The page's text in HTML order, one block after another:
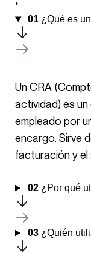
01¿Qué es
Un CRA (Compte-rendu d’activité – informe de
actividad) es
empleado por
encargo. Sirve
facturación y el
02¿Por qué
03¿Quién